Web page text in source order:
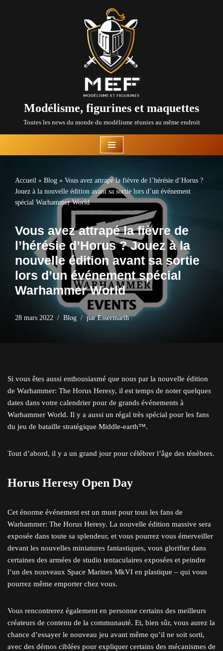
Modélisme, figurines et maquettes
Toutes les news du monde du modélisme réunies au même endroit
Accueil » Blog » Vous avez attrapé la fièvre de l’hérésie d’Horus ?
Jouez à la nouvelle édition avant sa sortie lors d’un événement
spécial Warhammer World
Vous avez attrapé la fièvre de
l’hérésie d’Horus ? Jouez à la
nouvelle édition avant sa sortie
lors d’un événement spécial
Warhammer World
28 mars 2022 Blog parEssermarth
Si vous êtes aussi enthousiasmé que nous par la nouvelle édition
de Warhammer: The Horus Heresy, il est temps de noter quelques
dates dans votre calendrier pour de grands événements à
Warhammer World. Il y a aussi un régal très spécial pour les fans
du jeu de bataille stratégique Middle-earth™.
Tout d’abord, il y a un grand jour pour célébrer l’âge des ténèbres.
Horus Heresy Open Day
Cet énorme événement est un must pour tous les fans de
Warhammer: The Horus Heresy. La nouvelle édition massive sera
exposée dans toute sa splendeur, et vous pourrez vous émerveiller
devant les nouvelles miniatures fantastiques, vous glorifier dans
certaines des armées de studio tentaculaires exposées et peindre
l’un des nouveaux Space Marines MkVI en plastique – qui vous
pourrez même emporter chez vous.
Vous rencontrerez également en personne certains des meilleurs
créateurs de contenu de la communauté. Et, bien sûr, vous aurez la
chance d’essayer le nouveau jeu avant même qu’il ne soit sorti,
avec des démos ciblées pour expliquer certains des mécanismes de